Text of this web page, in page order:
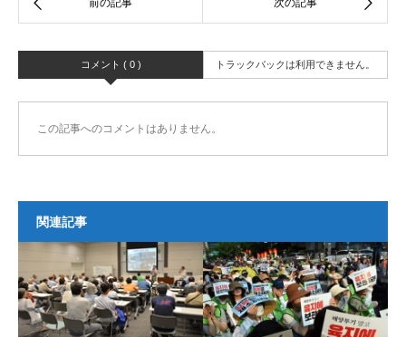
コメント ( 0 ) トラックバックは利用できません。
この記事へのコメントはありません。
関連記事